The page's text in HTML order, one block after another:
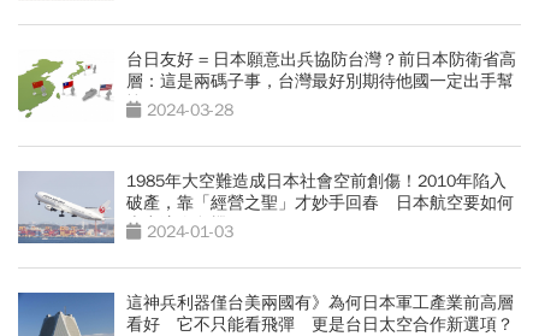
台日友好 = 日本願意出兵協防台灣？前日本防衛省高
層：這是兩碼子事，台灣最好別期待他國一定出手幫
忙 2024-03-28
1985年大空難造成日本社會空前創傷！2010年陷入
破產，靠「經營之聖」才妙手回春 日本航空要如何
走出這次危機？
2024-01-03
這神兵利器僅台美兩國有》為何日本軍工產業前高層
看好 它不只能看飛彈 更是台日太空合作新選項？